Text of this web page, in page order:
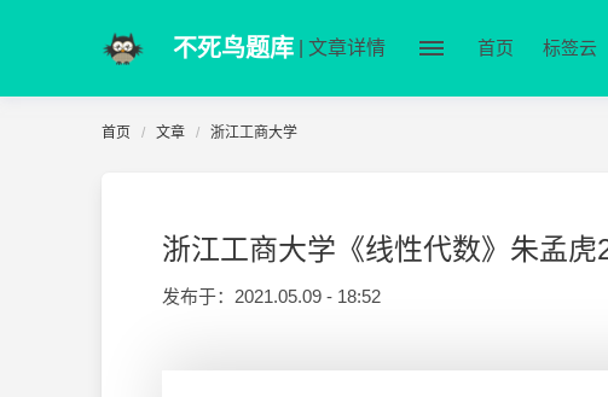
不死鸟题库 | 文章详情 首页 标签云
首页 文章 浙江工商大学
浙江工商大学《线性代数》朱孟虎
发布于： 2021.05.09 - 18:52